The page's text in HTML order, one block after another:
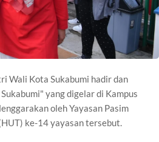
Wali Kota Sukabumi hadir dan
yang digelar di Kampus
oleh Yayasan Pasim
ke-14 yayasan tersebut.